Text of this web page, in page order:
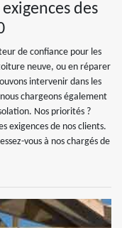
des
de confiance pour les
neuve, ou en réparer
intervenir dans les
chargeons également
Nos priorités ?
exigences de nos clients.
vous à nos chargés de